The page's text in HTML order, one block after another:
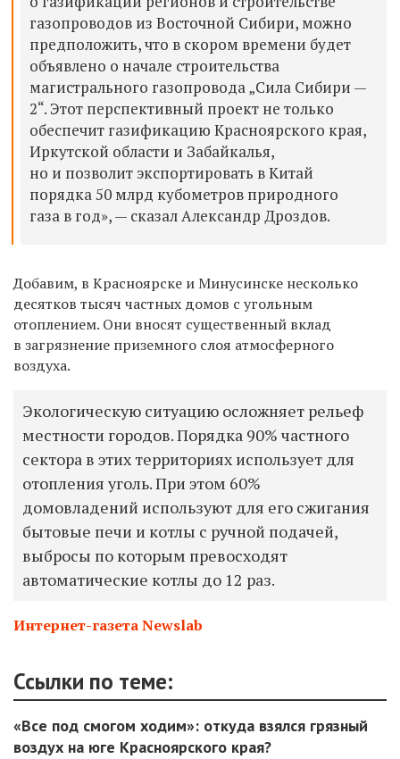
газопроводов из Восточной Сибири, можно
предположить, что в скором времени будет
объявлено о начале строительства
магистрального газопровода „Сила Сибири —
2“. Этот перспективный проект не только
обеспечит газификацию Красноярского края,
Иркутской области и Забайкалья,
но и позволит экспортировать в Китай
порядка 50 млрд кубометров природного
газа в год», — сказал Александр Дроздов.
Добавим, в Красноярске и Минусинске несколько
десятков тысяч частных домов с угольным
отоплением. Они вносят существенный вклад
в загрязнение приземного слоя атмосферного
воздуха.
Экологическую ситуацию осложняет рельеф
местности городов. Порядка 90% частного
сектора в этих территориях использует для
отопления уголь. При этом 60%
домовладений используют для его сжигания
бытовые печи и котлы с ручной подачей,
выбросы по которым превосходят
автоматические котлы до 12 раз.
Интернет-газета Newslab
Ссылки по теме:
«Все под смогом ходим»: откуда взялся грязный
воздух на юге Красноярского края?